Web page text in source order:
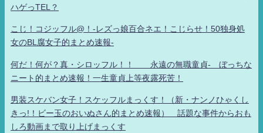
ハゲっTEL？
こじ！コジッフル@！-レズっ娘百合ネエ！こじらせ！50独身処
女のBL腐女子的まとめ速報-
何だ！何が？真・シロッフル！！ 永遠の無職童貞- ぼっちな
ニート的まとめ速報！一生童貞上等夜露死苦！
男装スケバン女子！スケッフルまっくす！（新・ナンノひゃくし
きっ!！ビー玉のおいぬさん的まとめ速報） 話題な事件からおも
しろ動画まで取り上げまっくす